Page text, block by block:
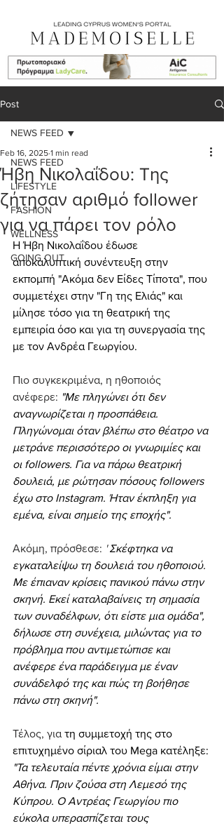
Post
NEWS FEED
LIFESTYLE
FASHION
WELLNESS
GOING OUT
NEWS FEED
Ήβη Νικολαΐδου: Tης
ζήτησαν αριθμό follower
για να πάρει τον ρόλο
Feb 16, 2025 1 min read
Η Ήβη Νικολαΐδου έδωσε
αποκαλυπτική συνέντευξη στην
εκπομπή "Ακόμα δεν Είδες Τίποτα", που
συμμετέχει στην "Γη της Ελιάς" και
μίλησε τόσο για τη θεατρική της
εμπειρία όσο και για τη συνεργασία της
με τον Ανδρέα Γεωργίου.
Πιο συγκεκριμένα, η ηθοποιός
ανέφερε: "Με πληγώνει ότι δεν
αναγνωρίζεται η προσπάθεια.
Πληγώνομαι όταν βλέπω στο θέατρο να
μετράνε περισσότερο οι γνωριμίες και
οι followers. Για να πάρω θεατρική
δουλειά, με ρώτησαν πόσους followers
έχω στο Instagram. Ήταν έκπληξη για
εμένα, είναι σημείο της εποχής".
Ακόμη, πρόσθεσε: ''Σκέφτηκα να
εγκαταλείψω τη δουλειά του ηθοποιού.
Με έπιαναν κρίσεις πανικού πάνω στην
σκηνή. Εκεί καταλαβαίνεις τη σημασία
των συναδέλφων, ότι είστε μια ομάδα",
δήλωσε στη συνέχεια, μιλώντας για το
πρόβλημα που αντιμετώπισε και
ανέφερε ένα παράδειγμα με έναν
συνάδελφό της και πώς τη βοήθησε
πάνω στη σκηνή".
Τέλος, για τη συμμετοχή της στο
επιτυχημένο σίριαλ του Mega κατέληξε:
"Τα τελευταία πέντε χρόνια είμαι στην
Αθήνα. Πριν ζούσα στη Λεμεσό της
Κύπρου. Ο Αντρέας Γεωργίου πιο
εύκολα υπερασπίζεται τους